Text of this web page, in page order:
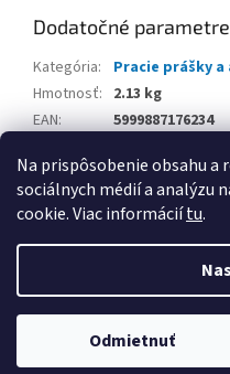
Na prispôsobenie obsahu
sociálnych médií a analýzu
cookie. Viac informáciítu.
Odmietnuť
Dodatočné parametre
Kategória:
Pracie prášky a
Hmotnosť: 2.13 kg
EAN:
5999887176234
Copyright 2026
Upraviť